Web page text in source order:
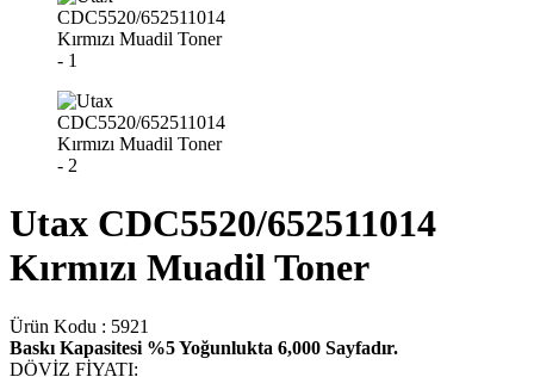
Utax CDC5520/652511014
Kırmızı Muadil Toner
Ürün Kodu : 5921
Baskı Kapasitesi %5 Yoğunlukta 6,000 Sayfadır.
DÖVİZ FİYATI: